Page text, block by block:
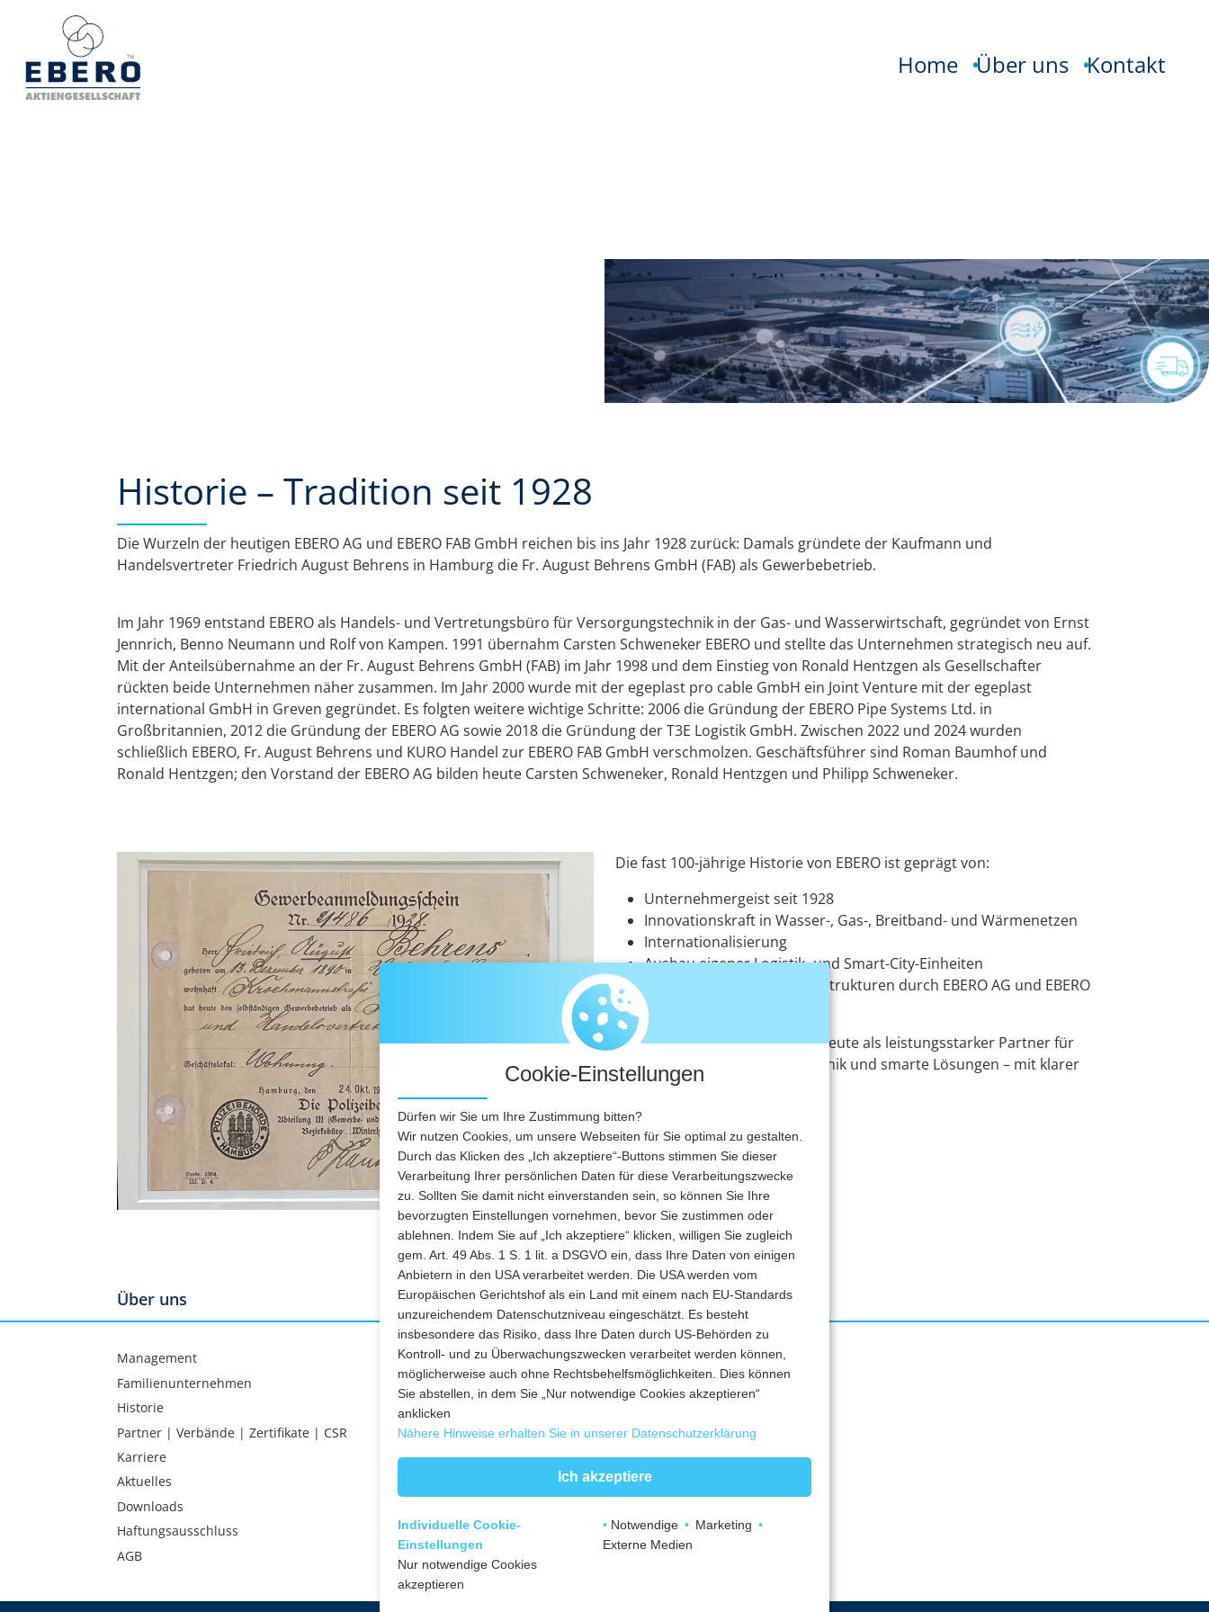
Home Über uns Kontakt
Historie – Tradition seit 1928
Die Wurzeln der heutigen EBERO AG und EBERO FAB GmbH reichen bis ins Jahr 1928 zurück: Damals gründete der Kaufmann und
Handelsvertreter Friedrich August Behrens in Hamburg die Fr. August Behrens GmbH (FAB) als Gewerbebetrieb.
Im Jahr 1969 entstand EBERO als Handels- und Vertretungsbüro für Versorgungstechnik in der Gas- und Wasserwirtschaft, gegründet von Ernst
Jennrich, Benno Neumann und Rolf von Kampen. 1991 übernahm Carsten Schweneker EBERO und stellte das Unternehmen strategisch neu auf.
Mit der Anteilsübernahme an der Fr. August Behrens GmbH (FAB) im Jahr 1998 und dem Einstieg von Ronald Hentzgen als Gesellschafter
rückten beide Unternehmen näher zusammen. Im Jahr 2000 wurde mit der egeplast pro cable GmbH ein Joint Venture mit der egeplast
international GmbH in Greven gegründet. Es folgten weitere wichtige Schritte: 2006 die Gründung der EBERO Pipe Systems Ltd. in
Großbritannien, 2012 die Gründung der EBERO AG sowie 2018 die Gründung der T3E Logistik GmbH. Zwischen 2022 und 2024 wurden
schließlich EBERO, Fr. August Behrens und KURO Handel zur EBERO FAB GmbH verschmolzen. Geschäftsführer sind Roman Baumhof und
Ronald Hentzgen; den Vorstand der EBERO AG bilden heute Carsten Schweneker, Ronald Hentzgen und Philipp Schweneker.
Die fast 100-jährige Historie von EBERO ist geprägt von:
Unternehmergeist seit 1928
Innovationskraft in Wasser-, Gas-, Breitband- und Wärmenetzen
Internationalisierung
Ausbau eigener Logistik- und Smart-City-Einheiten
Modernen Unternehmensstrukturen durch EBERO AG und EBERO
FAB GmbH
Damit präsentiert sich EBERO heute als leistungsstarker Partner für
Infrastruktur, Versorgungstechnik und smarte Lösungen – mit klarer
Vision für die Zukunft.
Über uns
Management
Familienunternehmen
Historie
Partner | Verbände | Zertifikate | CSR
Karriere
Aktuelles
Downloads
Haftungsausschluss
AGB
Cookie-Einstellungen
Dürfen wir Sie um Ihre Zustimmung bitten?
Wir nutzen Cookies, um unsere Webseiten für Sie optimal zu gestalten.
Durch das Klicken des „Ich akzeptiere“-Buttons stimmen Sie dieser
Verarbeitung Ihrer persönlichen Daten für diese Verarbeitungszwecke
zu. Sollten Sie damit nicht einverstanden sein, so können Sie Ihre
bevorzugten Einstellungen vornehmen, bevor Sie zustimmen oder
ablehnen. Indem Sie auf „Ich akzeptiere“ klicken, willigen Sie zugleich
gem. Art. 49 Abs. 1 S. 1 lit. a DSGVO ein, dass Ihre Daten von einigen
Anbietern in den USA verarbeitet werden. Die USA werden vom
Europäischen Gerichtshof als ein Land mit einem nach EU-Standards
unzureichendem Datenschutzniveau eingeschätzt. Es besteht
insbesondere das Risiko, dass Ihre Daten durch US-Behörden zu
Kontroll- und zu Überwachungszwecken verarbeitet werden können,
möglicherweise auch ohne Rechtsbehelfsmöglichkeiten. Dies können
Sie abstellen, in dem Sie „Nur notwendige Cookies akzeptieren“
anklicken
Nähere Hinweise erhalten Sie in unserer Datenschutzerklärung
Ich akzeptiere
Individuelle Cookie-
Einstellungen
Nur notwendige Cookies
akzeptieren
• Notwendige • Marketing •
Externe Medien